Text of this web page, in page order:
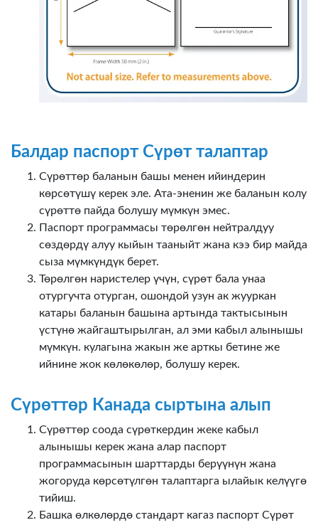
Балдар паспорт Сүрөт талаптар
Сүрөттөр баланын башы менен ийиндерин
көрсөтүшү керек эле. Ата-эненин же баланын колу
сүрөттө пайда болушу мүмкүн эмес.
Паспорт программасы төрөлгөн нейтралдуу
сөздөрдү алуу кыйын тааныйт жана кээ бир майда
сыза мүмкүндүк берет.
Төрөлгөн наристелер үчүн, сүрөт бала унаа
отургучта отурган, ошондой узун ак жууркан
катары баланын башына артында тактысынын
үстүнө жайгаштырылган, ал эми кабыл алынышы
мүмкүн. кулагына жакын же арткы бетине же
ийнине жок көлөкөлөр, болушу керек.
Сүрөттөр Канада сыртына алып
Сүрөттөр соода сүрөткердин жеке кабыл
алынышы керек жана алар паспорт
программасынын шарттарды берүүнүн жана
жогоруда көрсөтүлгөн талаптарга ылайык келүүгө
тийиш.
Башка өлкөлөрдө стандарт кагаз паспорт Сүрөт